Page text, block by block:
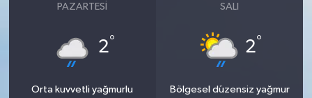
PAZARTESI
2°
Orta kuvvetli yağmurlu
SALI
2°
Bölgesel düzensiz yağmur